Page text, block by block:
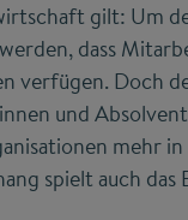
gilt: Um
dass
verfügen. Doch
und
mehr
spielt auch